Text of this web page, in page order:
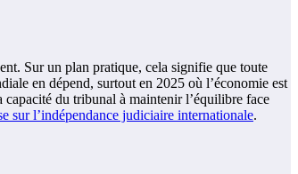
Sur un plan pratique, cela signifie que toute
en dépend, surtout en 2025 où l’économie est
du tribunal à maintenir l’équilibre face
sur l’indépendance judiciaire internationale.